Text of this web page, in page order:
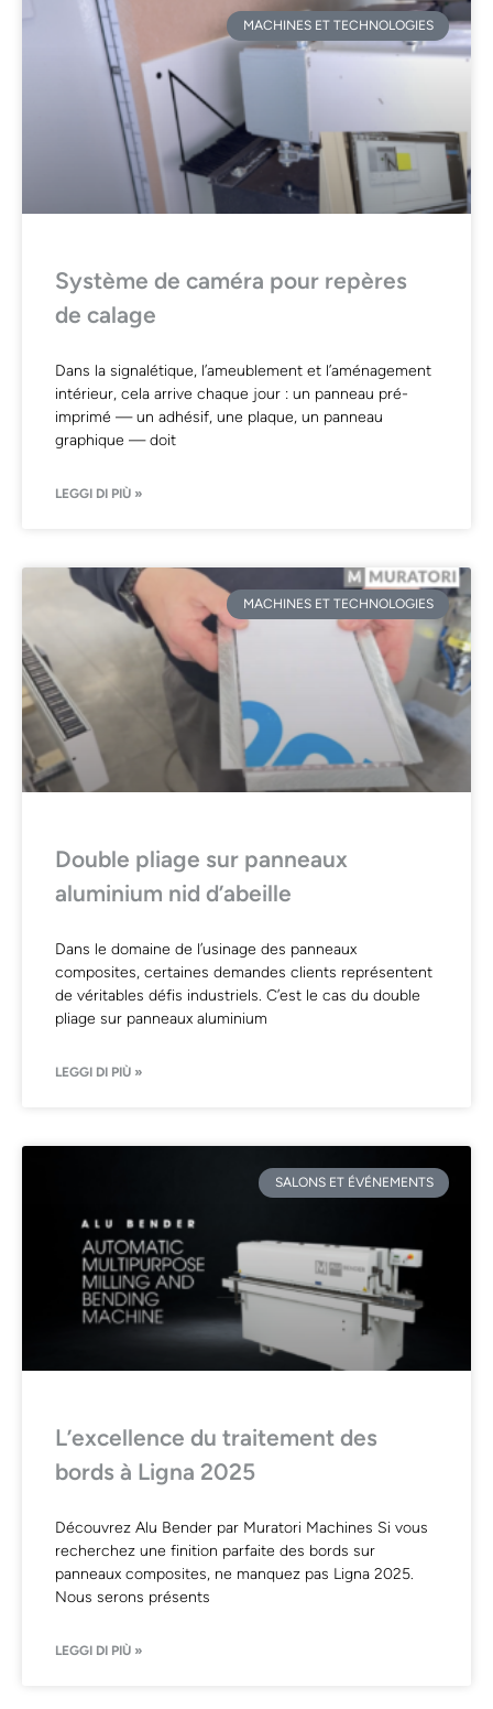
MACHINES ET TECHNOLOGIES
Système de caméra pour repères
de calage
Dans la signalétique, l’ameublement et l’aménagement
intérieur, cela arrive chaque jour : un panneau pré-
imprimé — un adhésif, une plaque, un panneau
graphique — doit
LEGGI DI PIÙ »
MACHINES ET TECHNOLOGIES
Double pliage sur panneaux
aluminium nid d’abeille
Dans le domaine de l’usinage des panneaux
composites, certaines demandes clients représentent
de véritables défis industriels. C’est le cas du double
pliage sur panneaux aluminium
LEGGI DI PIÙ »
SALONS ET ÉVÉNEMENTS
L’excellence du traitement des
bords à Ligna 2025
Découvrez Alu Bender par Muratori Machines Si vous
recherchez une finition parfaite des bords sur
panneaux composites, ne manquez pas Ligna 2025.
Nous serons présents
LEGGI DI PIÙ »